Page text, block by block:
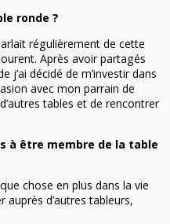
ronde ?
régulièrement de cette
Après avoir partagés
j’ai décidé de m’investir dans
avec mon parrain de
tables et de rencontrer
à être membre de la table
chose en plus dans la vie
auprès d’autres tableurs,